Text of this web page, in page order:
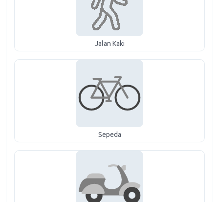
Jalan Kaki
Sepeda